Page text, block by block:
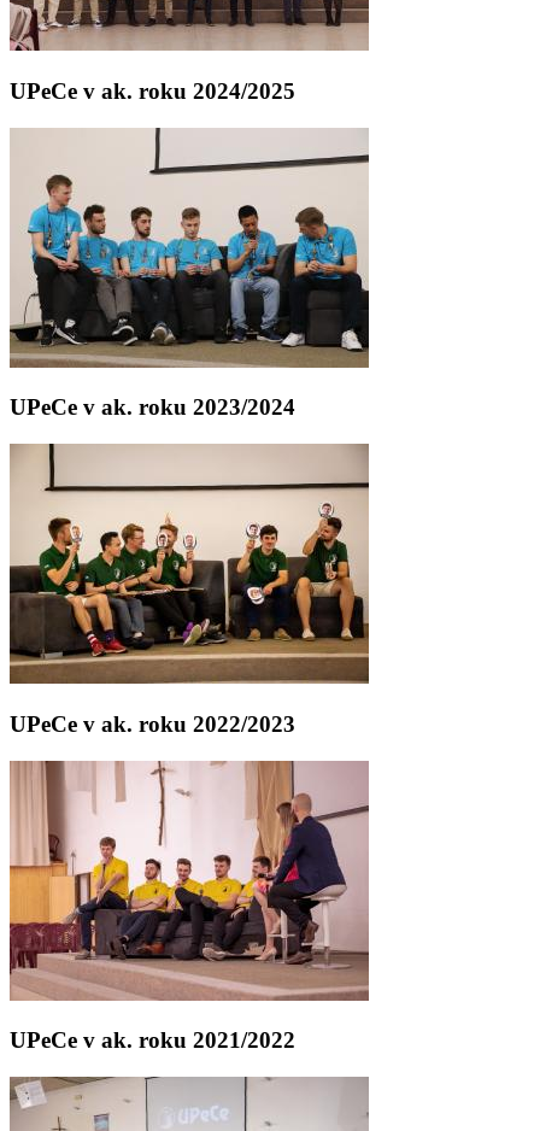
UPeCe v ak. roku 2024/2025
UPeCe v ak. roku 2023/2024
UPeCe v ak. roku 2022/2023
UPeCe v ak. roku 2021/2022